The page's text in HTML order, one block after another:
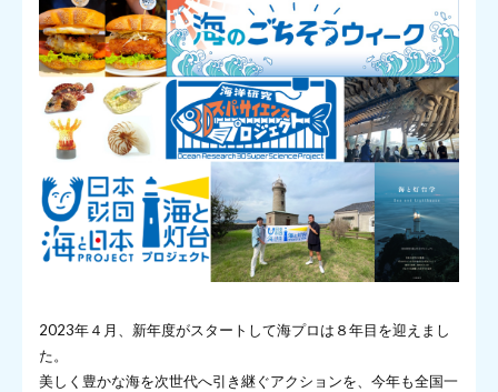
2023年４月、新年度がスタートして海プロは８年目を迎えまし
た。
美しく豊かな海を次世代へ引き継ぐアクションを、今年も全国一